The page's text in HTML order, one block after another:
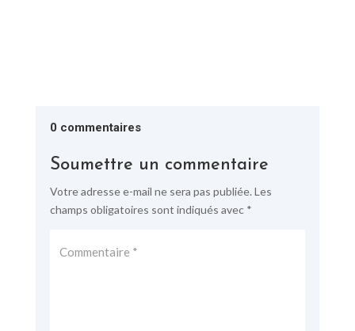
0 commentaires
Soumettre un commentaire
Votre adresse e-mail ne sera pas publiée. Les
champs obligatoires sont indiqués avec *